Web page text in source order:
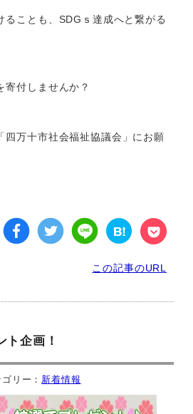
ることも、SDGｓ達成へと繋がる
寄付しませんか？
万十市社会福祉協議会」にお願
この記事のURL
ト企画！
リー： 新着情報